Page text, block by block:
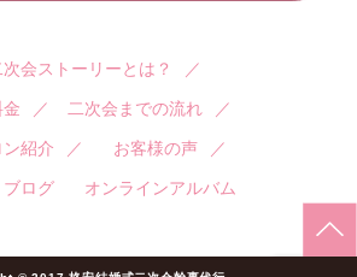
次会ストーリーとは？ ／
／ 二次会までの流れ ／
紹介 ／ お客様の声 ／
ブログ オンラインアルバム